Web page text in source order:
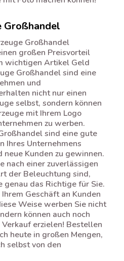
Großhandel
Großhandel
großen Preisvorteil
wichtigen Artikel Geld
Großhandel sind eine
und
nicht nur einen
selbst, sondern können
mit Ihrem Logo
zu werben.
sind eine gute
Ihres Unternehmens
neue Kunden zu gewinnen.
nach einer zuverlässigen
der Beleuchtung sind,
genau das Richtige für Sie.
Geschäft an Kunden
Weise werben Sie nicht
können auch noch
erzielen! Bestellen
heute in großen Mengen,
selbst von den